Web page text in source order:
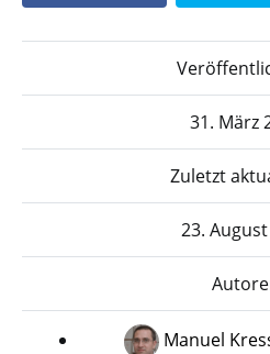
31. März
Zuletzt
23.
Manuel